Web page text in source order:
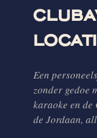
Een
zonder gedoe
karaoke en
de Jordaan,